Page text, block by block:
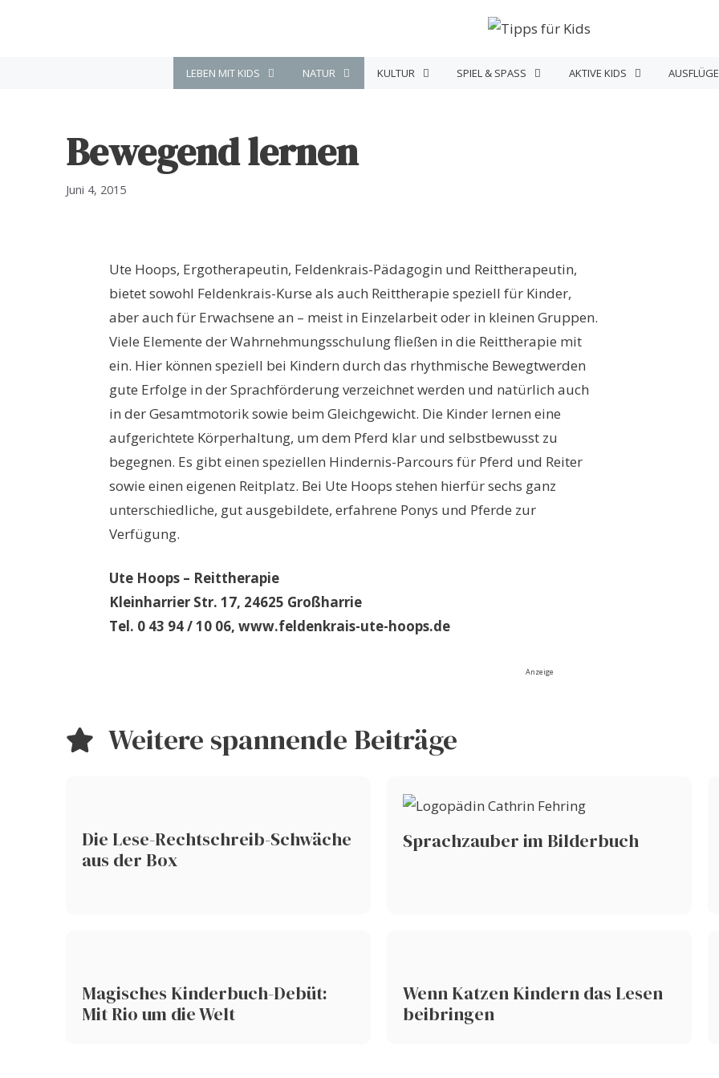
LEBEN MIT KIDS NATUR KULTUR SPIEL & SPASS AKTIVE KIDS
Bewegend lernen
Juni 4, 2015
Ute Hoops, Ergotherapeutin, Feldenkrais-Pädagogin und Reittherapeutin,
bietet sowohl Feldenkrais-Kurse als auch Reittherapie speziell für Kinder,
aber auch für Erwachsene an – meist in Einzelarbeit oder in kleinen Gruppen.
Viele Elemente der Wahrnehmungsschulung fließen in die Reittherapie mit
ein. Hier können speziell bei Kindern durch das rhythmische Bewegtwerden
gute Erfolge in der Sprachförderung verzeichnet werden und natürlich auch
in der Gesamtmotorik sowie beim Gleichgewicht. Die Kinder lernen eine
aufgerichtete Körperhaltung, um dem Pferd klar und selbstbewusst zu
begegnen. Es gibt einen speziellen Hindernis-Parcours für Pferd und Reiter
sowie einen eigenen Reitplatz. Bei Ute Hoops stehen hierfür sechs ganz
unterschiedliche, gut ausgebildete, erfahrene Ponys und Pferde zur
Verfügung.
Ute Hoops – Reittherapie
Kleinharrier Str. 17, 24625 Großharrie
Tel. 0 43 94 / 10 06, www.feldenkrais-ute-hoops.de
Anzeige
Weitere spannende Beiträge
Die Lese-Rechtschreib-Schwäche
aus der Box
Sprachzauber im Bilderbuch
Magisches Kinderbuch-Debüt:
Mit Rio um die Welt
Wenn Katzen Kindern das Lesen
beibringen